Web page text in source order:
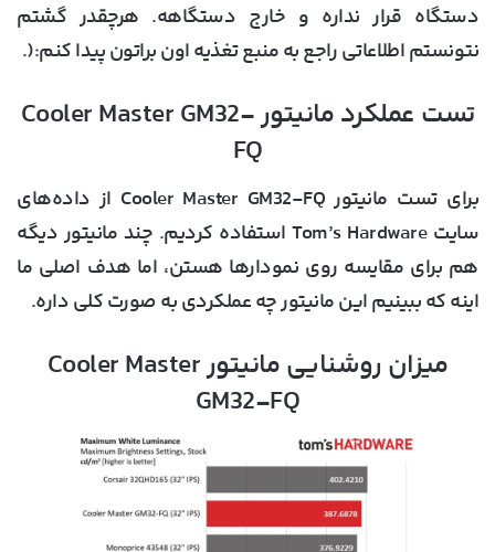
دستگاه قرار نداره و خارج دستگاهه. هرچقدر گشتم
نتونستم اطلاعاتی راجع به منبع تغذیه اون براتون پیدا کنم:(.
تست عملکرد مانیتور Cooler Master GM32-
FQ
برای تست مانیتور Cooler Master GM32-FQ از داده‌های
سایت Tom’s Hardware استفاده کردیم. چند مانیتور دیگه
هم برای مقایسه روی نمودارها هستن، اما هدف اصلی ما
اینه که ببینیم این مانیتور چه عملکردی به صورت کلی داره.
میزان روشنایی مانیتور Cooler Master
GM32-FQ